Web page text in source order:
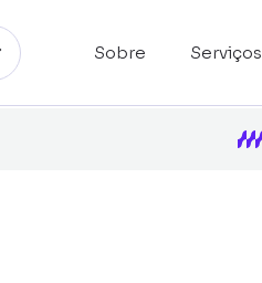
Sobre Serviços